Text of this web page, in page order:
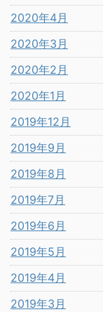
2020年4月
2020年3月
2020年2月
2020年1月
2019年12月
2019年9月
2019年8月
2019年7月
2019年6月
2019年5月
2019年4月
2019年3月